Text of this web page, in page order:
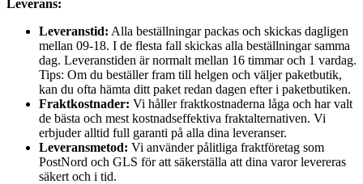
Leverans:
Leveranstid: Alla beställningar packas och skickas dagligen
mellan 09-18. I de flesta fall skickas alla beställningar samma
dag. Leveranstiden är normalt mellan 16 timmar och 1 vardag.
Tips: Om du beställer fram till helgen och väljer paketbutik,
kan du ofta hämta ditt paket redan dagen efter i paketbutiken.
Fraktkostnader: Vi håller fraktkostnaderna låga och har valt
de bästa och mest kostnadseffektiva fraktalternativen. Vi
erbjuder alltid full garanti på alla dina leveranser.
Leveransmetod: Vi använder pålitliga fraktföretag som
PostNord och GLS för att säkerställa att dina varor levereras
säkert och i tid.